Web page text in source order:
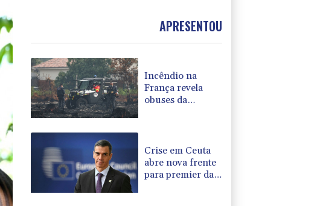
com os EUA
APRESENTOU
Incêndio na
França revela
obuses da
Crise em Ceuta
abre nova frente
para premier da